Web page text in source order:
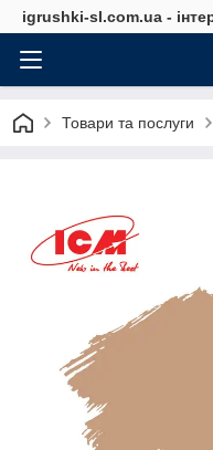
igrushki-sl.com.ua -
Товари та послуги